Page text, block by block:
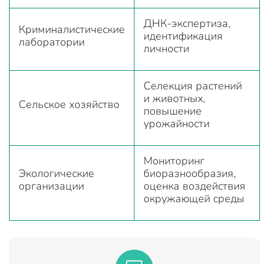
Криминалистические
лаборатории
ДНК-экспертиза,
идентификация
личности
Сельское хозяйство
Селекция растений
и животных,
повышение
урожайности
Экологические
организации
Мониторинг
биоразнообразия,
оценка воздействия
окружающей среды